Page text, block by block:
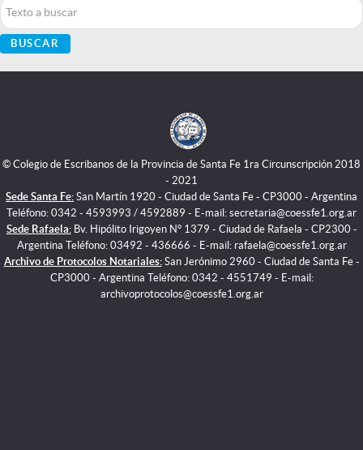
Buscar...
BUSCAR
© Colegio de Escribanos de la Provincia de Santa Fe 1ra Circunscripción 2018
- 2021
Sede Santa Fe: San Martín 1920 - Ciudad de Santa Fe - CP3000 - Argentina
Teléfono: 0342 - 4593993 / 4592889 - E-mail: secretaria@coessfe1.org.ar
Sede Rafaela:Bv. Hipólito Irigoyen N° 1379 - Ciudad de Rafaela - CP2300 -
Argentina Teléfono: 03492 - 436666 - E-mail: rafaela@coessfe1.org.ar
Archivo de Protocolos Notariales:San Jerónimo 2960 - Ciudad de Santa Fe -
CP3000 - Argentina Teléfono: 0342 - 4551749 - E-mail:
archivoprotocolos@coessfe1.org.ar